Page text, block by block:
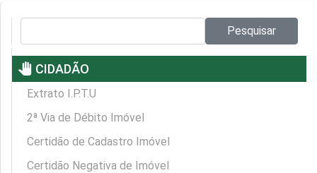
Pesquisar
pan_tool CIDADÃO
Extrato I.P.T.U
2ª Via de Débito Imóvel
Certidão de Cadastro Imóvel
Certidão Negativa de Imóvel